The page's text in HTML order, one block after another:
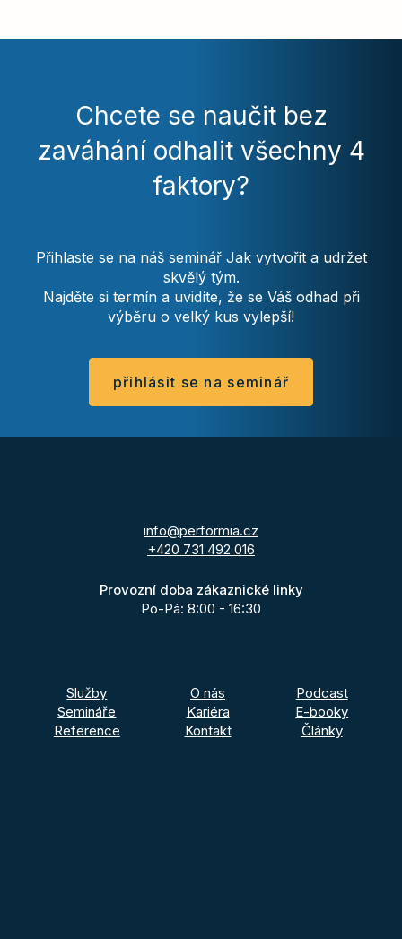
Chcete se naučit bez
zaváhání odhalit všechny 4
faktory?
Přihlaste se na náš seminář Jak vytvořit a udržet
skvělý tým.
Najděte si termín a uvidíte, že se Váš odhad při
výběru o velký kus vylepší!
přihlásit se na seminář
info@performia.cz
+420 731 492 016
Provozní doba zákaznické linky
Po-Pá: 8:00 - 16:30
Služby
Semináře
Reference
O nás
Kariéra
Kontakt
Podcast
E-booky
Články